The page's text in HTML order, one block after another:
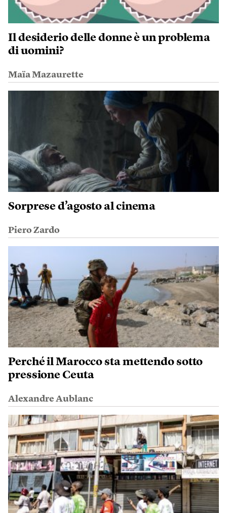
Il desiderio delle donne è un problema
di uomini?
Maïa Mazaurette
Sorprese d’agosto al cinema
Piero Zardo
Perché il Marocco sta mettendo sotto
pressione Ceuta
Alexandre Aublanc